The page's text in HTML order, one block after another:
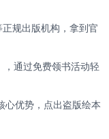
规出版机构，拿到官
通过免费领书活动轻
心优势，点出盗版绘本